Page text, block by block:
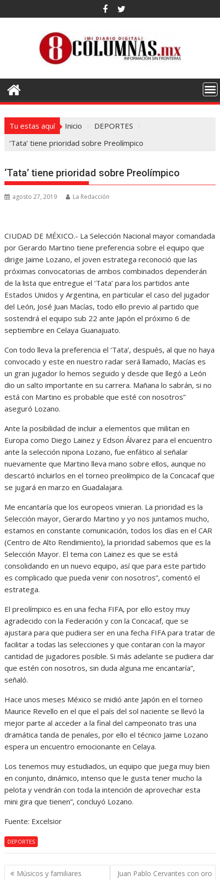
al
Tu estas aquí Inicio
DEPORTES
‘Tata’ tiene prioridad sobre Preolímpico
‘Tata’ tiene prioridad sobre Preolímpico
agosto 27, 2019 La Redacción
CIUDAD DE MÉXICO.- La Selección Nacional mayor comandada
por Gerardo Martino tiene preferencia sobre el equipo que
dirige Jaime Lozano, el joven estratega reconoció que las
próximas convocatorias de ambos combinados dependerán
de la lista que entregue el ‘Tata’ para los partidos ante
Estados Unidos y Argentina, en particular el caso del jugador
del León, José Juan Macías, todo ello previo al partido que
sostendrá el equipo sub 22 ante Japón el próximo 6 de
septiembre en Celaya Guanajuato.
Con todo lleva la preferencia el ‘Tata’, después, al que no haya
convocado y este en nuestro radar será llamado, Macías es
un gran jugador lo hemos seguido y desde que llegó a León
dio un salto importante en su carrera. Mañana lo sabrán, si no
está con Martino es probable que esté con nosotros”
aseguró Lozano.
Ante la posibilidad de incluir a elementos que militan en
Europa como Diego Lainez y Edson Álvarez para el encuentro
ante la selección nipona Lozano, fue enfático al señalar
nuevamente que Martino lleva mano sobre ellos, aunque no
descartó incluirlos en el torneo preolímpico de la Concacaf que
se jugará en marzo en Guadalajara.
Me encantaría que los europeos vinieran. La prioridad es la
Selección mayor, Gerardo Martino y yo nos juntamos mucho,
estamos en constante comunicación, todos los días en el CAR
(Centro de Alto Rendimiento), la prioridad sabemos que es la
Selección Mayor. El tema con Lainez es que se está
consolidando en un nuevo equipo, así que para este partido
es complicado que pueda venir con nosotros”, comentó el
estratega.
El preolímpico es en una fecha FIFA, por ello estoy muy
agradecido con la Federación y con la Concacaf, que se
ajustara para que pudiera ser en una fecha FIFA para tratar de
facilitar a todas las selecciones y que contaran con la mayor
cantidad de jugadores posible. Si más adelante se pudiera dar
que estén con nosotros, sin duda alguna me encantaría”,
señaló.
Hace unos meses México se midió ante Japón en el torneo
Maurice Revello en el que el país del sol naciente se llevó la
mejor parte al acceder a la final del campeonato tras una
dramática tanda de penales, por ello el técnico Jaime Lozano
espera un encuentro emocionante en Celaya.
Los tenemos muy estudiados, un equipo que juega muy bien
en conjunto, dinámico, intenso que le gusta tener mucho la
pelota y vendrán con toda la intención de aprovechar esta
mini gira que tienen”, concluyó Lozano.
Fuente: Excelsior
DEPORTES
Navegación
Músicos y familiares
Juan Pablo Cervantes con oro